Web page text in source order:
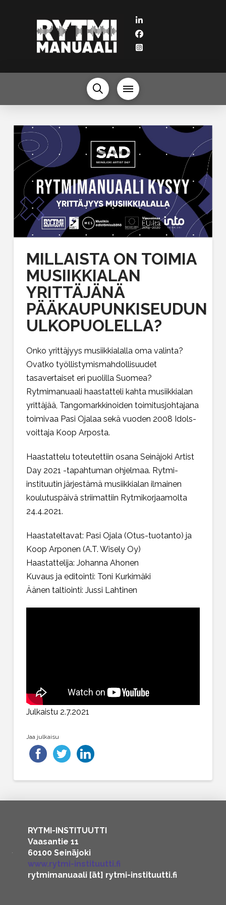
MILLAISTA ON TOIMIA
MUSIIKKIALAN
YRITTÄJÄNÄ
PÄÄKAUPUNKISEUDUN
ULKOPUOLELLA?
Onko yrittäjyys musiikkialalla oma valinta?
Ovatko työllistymismahdollisuudet
tasavertaiset eri puolilla Suomea?
Rytmimanuaali haastatteli kahta musiikkialan
yrittäjää, Tangomarkkinoiden toimitusjohtajana
toimivaa Pasi Ojalaa sekä vuoden 2008 Idols-
voittaja Koop Arposta.
Haastattelu toteutettiin osana Seinäjoki Artist
Day 2021 -tapahtuman ohjelmaa. Rytmi-
instituutin järjestämä musiikkialan ilmainen
koulutuspäivä striimattiin Rytmikorjaamolta
24.4.2021.
Haastateltavat: Pasi Ojala (Otus-tuotanto) ja
Koop Arponen (A.T. Wisely Oy)
Haastattelija: Johanna Ahonen
Kuvaus ja editointi: Toni Kurkimäki
Äänen taltiointi: Jussi Lahtinen
Julkaistu 2.7.2021
Jaa julkaisu
RYTMI-INSTITUUTTI
Vaasantie 11
60100 Seinäjoki
www.rytmi-instituutti.fi
rytmimanuaali [ät] rytmi-instituutti.fi